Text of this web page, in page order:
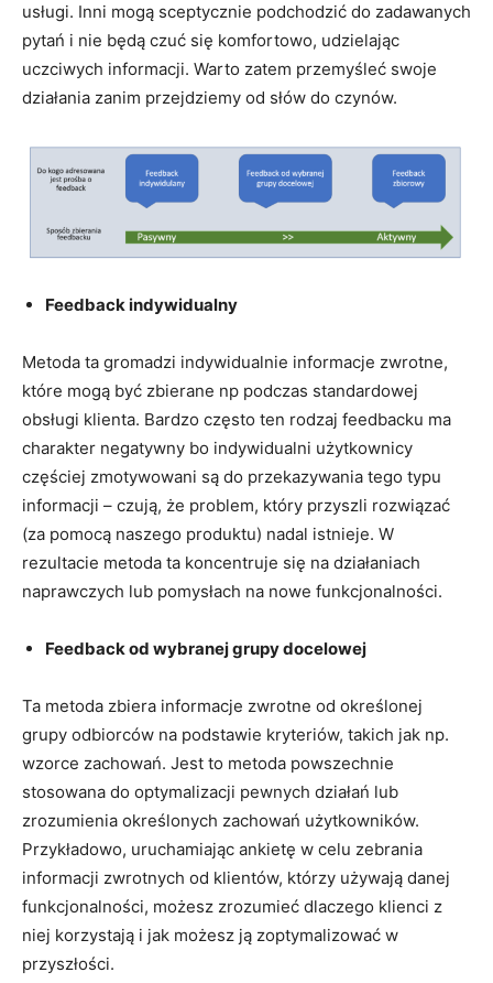
usługi. Inni mogą sceptycznie podchodzić do zadawanych
pytań i nie będą czuć się komfortowo, udzielając
uczciwych informacji. Warto zatem przemyśleć swoje
działania zanim przejdziemy od słów do czynów.
Feedback indywidualny
Metoda ta gromadzi indywidualnie informacje zwrotne,
które mogą być zbierane np podczas standardowej
obsługi klienta. Bardzo często ten rodzaj feedbacku ma
charakter negatywny bo indywidualni użytkownicy
częściej zmotywowani są do przekazywania tego typu
informacji – czują, że problem, który przyszli rozwiązać
(za pomocą naszego produktu) nadal istnieje. W
rezultacie metoda ta koncentruje się na działaniach
naprawczych lub pomysłach na nowe funkcjonalności.
Feedback od wybranej grupy docelowej
Ta metoda zbiera informacje zwrotne od określonej
grupy odbiorców na podstawie kryteriów, takich jak np.
wzorce zachowań. Jest to metoda powszechnie
stosowana do optymalizacji pewnych działań lub
zrozumienia określonych zachowań użytkowników.
Przykładowo, uruchamiając ankietę w celu zebrania
informacji zwrotnych od klientów, którzy używają danej
funkcjonalności, możesz zrozumieć dlaczego klienci z
niej korzystają i jak możesz ją zoptymalizować w
przyszłości.